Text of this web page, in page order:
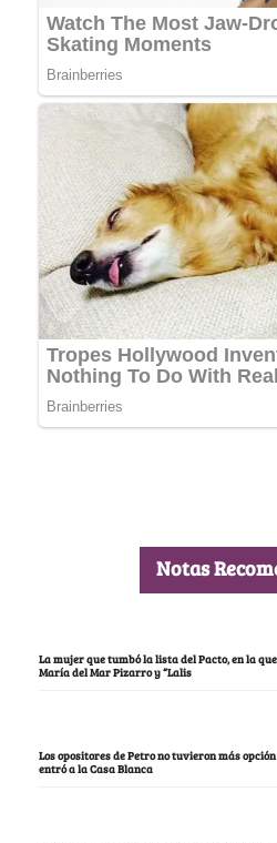
Notas
La mujer que tumbó la lista del Pacto, en la
María del Mar Pizarro y “Lalis
Los opositores de Petro no tuvieron más
entró a la Casa Blanca